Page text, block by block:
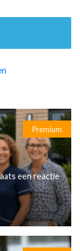
Premium
een reactie